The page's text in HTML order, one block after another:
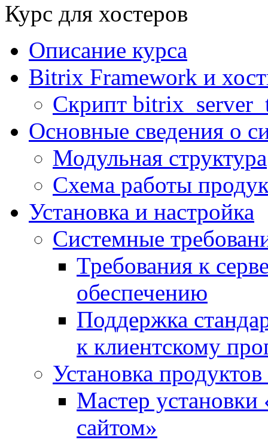
Курс для хостеров
Описание курса
Bitrix Framework и
Скрипт
Основные сведения о
Модульная структура
Схема работы
Установка и настройка
Системные
Требования к
обеспечению
Поддержка
к клиентскому
Установка
Мастер
сайтом»